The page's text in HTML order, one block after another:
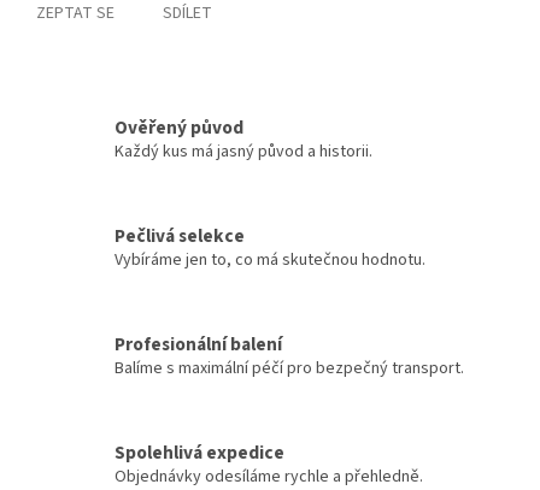
ZEPTAT SE SDÍLET
Ověřený původ
Každý kus má jasný původ a historii.
Pečlivá selekce
Vybíráme jen to, co má skutečnou hodnotu.
Profesionální balení
Balíme s maximální péčí pro bezpečný transport.
Spolehlivá expedice
Objednávky odesíláme rychle a přehledně.